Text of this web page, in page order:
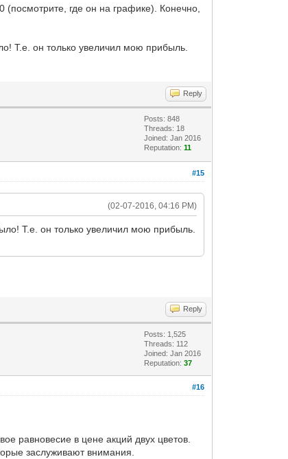
где он на графике). Конечно,
Т.е. он только увеличил мою прибыль.
Reply
Posts: 848
Threads: 18
Joined: Jan 2016
Reputation:11
#15
(02-07-2016, 04:16 PM)
Т.е. он только увеличил мою прибыль.
Reply
Posts: 1,525
Threads: 112
Joined: Jan 2016
Reputation:37
#16
равновесие в цене акций двух цветов.
заслуживают внимания.